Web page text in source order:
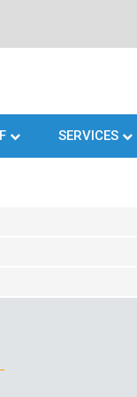
SERVICES